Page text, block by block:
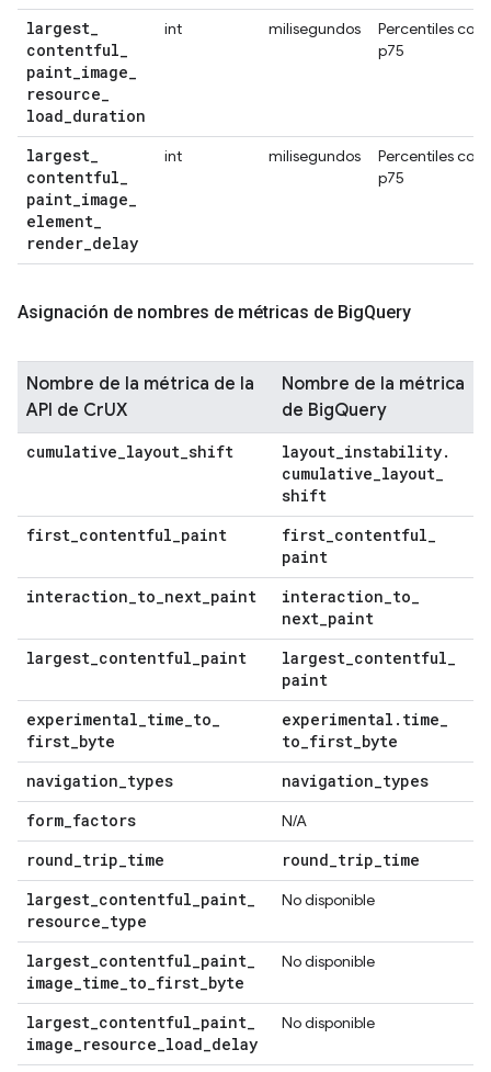
largest_
contentful_
paint_image_
resource_
load_duration
int milisegundos
Percentiles con
p75
largest_
contentful_
paint_image_
element_
render_delay
int milisegundos
Percentiles con
p75
Asignación de nombres de métricas de BigQuery
Nombre de la métrica de la
API de CrUX
Nombre de la métrica
de BigQuery
cumulative_layout_shift layout_instability.
cumulative_layout_
shift
first_contentful_paint first_contentful_
paint
interaction_to_next_paint interaction_to_
next_paint
largest_contentful_paint largest_contentful_
paint
experimental_time_to_
first_byte
experimental . time_
to_first_byte
navigation_types navigation_types
form_factors N/A
round_trip_time round_trip_time
largest_contentful_paint_
resource_type
No disponible
largest_contentful_paint_
image_time_to_first_byte
No disponible
largest_contentful_paint_
image_resource_load_delay
No disponible